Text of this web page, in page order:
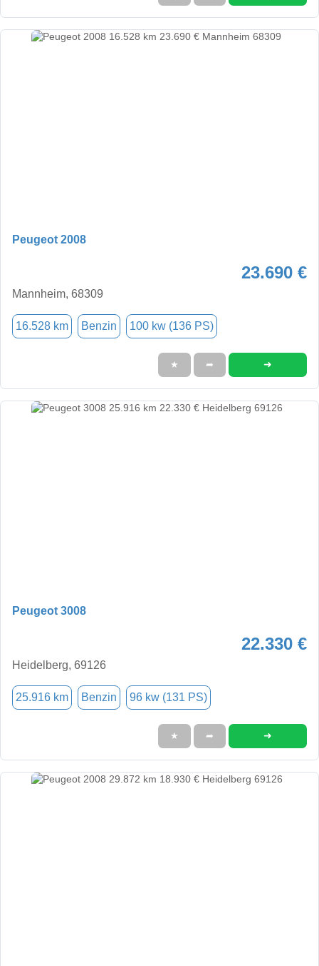
Peugeot 2008
23.690 €
Mannheim, 68309
16.528 km Benzin 100 kw (136 PS)
★ ➦ ➜
Peugeot 3008
22.330 €
Heidelberg, 69126
25.916 km Benzin 96 kw (131 PS)
★ ➦ ➜